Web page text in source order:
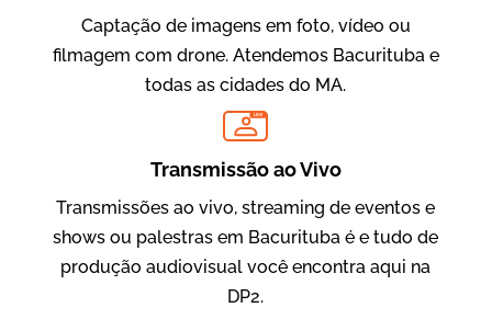
Evolucional
Vídeos para Treinamentos
Captação de imagens em foto, vídeo ou
filmagem com drone. Atendemos Bacurituba e
todas as cidades do MA.
LIVE
Transmissão ao Vivo
Transmissões ao vivo, streaming de eventos e
shows ou palestras em Bacurituba é e tudo de
produção audiovisual você encontra aqui na
DP2.